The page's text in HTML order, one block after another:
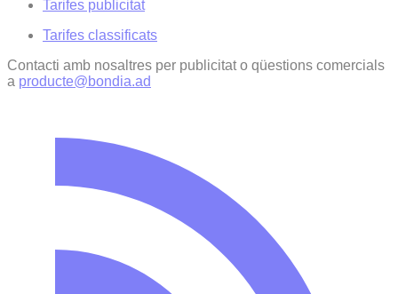
Tarifes publicitat
Tarifes classificats
Contacti amb nosaltres per publicitat o qüestions comercials
a producte@bondia.ad